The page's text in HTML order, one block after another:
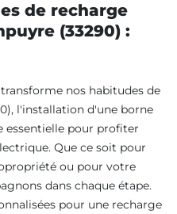
de recharge
(33290) :
nos habitudes de
l'installation d'une borne
essentielle pour profiter
Que ce soit pour
ou pour votre
dans chaque étape.
pour une recharge